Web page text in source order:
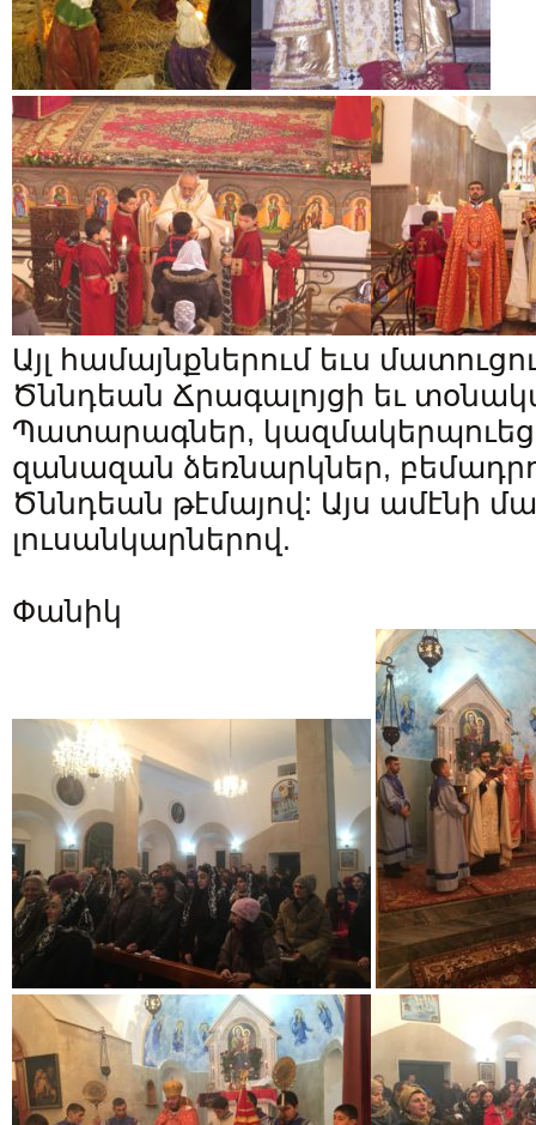
Այլ համայնքներում եւս
Ծննդեան Ճրագալոյցի եւ
Պատարագներ,
զանազան ձեռնարկներ,
Ծննդեան թէմայով: Այս ամէնի
լուսանկարներով.
Փանիկ